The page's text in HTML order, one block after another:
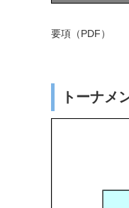
要項（PDF）
トーナメ